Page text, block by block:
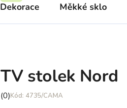
Dekorace Měkké sklo
TV stolek Nord
Průměrné
(0) 4735/CAMA